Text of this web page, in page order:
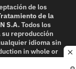
de los
de la
S.A.Todos los
su reproducción
idioma sin
in whole or
permission is